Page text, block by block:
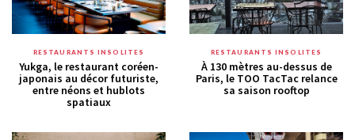
RESTAURANTS INSOLITES
Yukga, le restaurant coréen-
japonais au décor futuriste,
entre néons et hublots
spatiaux
RESTAURANTS INSOLITES
À 130 mètres au-dessus de
Paris, le TOO TacTac relance
sa saison rooftop